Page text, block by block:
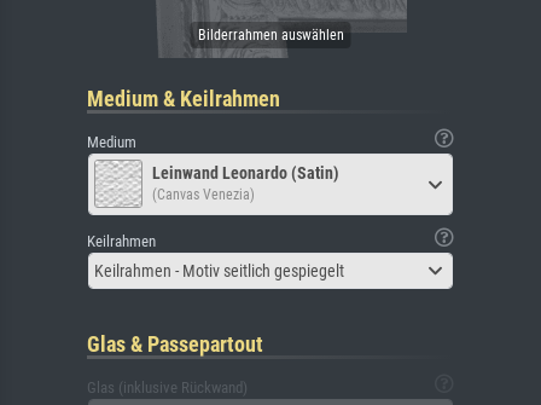
Medium & Keilrahmen
Medium
Leinwand Leonardo (Satin)
(Canvas Venezia)
Keilrahmen
Keilrahmen - Motiv seitlich gespiegelt
Glas & Passepartout
Glas (inklusive Rückwand)